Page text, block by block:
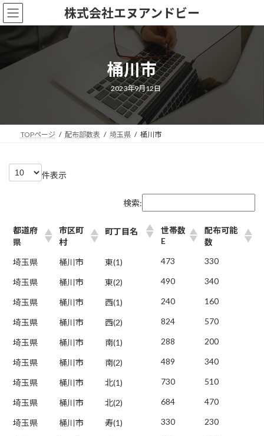
コ
ン
へ
ナ
ビ
ョ
株式会社エヌアンドビー
桶川市
最
終
更
新
日
時
:
2023年9月12日
TOPページ 配布部数表 埼玉県 桶川市
件表示
検索:
都道府
県
市区町
村
町丁目名
世帯数
E
配布可能
数
埼玉県
桶川市 東(1) 473 330
埼玉県 桶川市 東(2) 490 340
埼玉県 桶川市 西(1) 240 160
埼玉県 桶川市 西(2) 824 570
埼玉県 桶川市 南(1) 288 200
埼玉県 桶川市 南(2) 489 340
埼玉県 桶川市 北(1) 730 510
埼玉県 桶川市 北(2) 684 470
埼玉県 桶川市 寿(1) 330 230